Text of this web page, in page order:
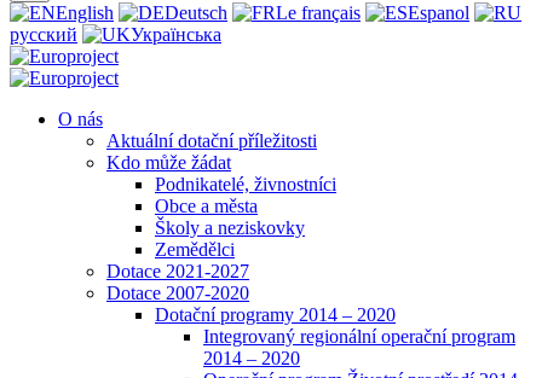
English Deutsch Le français
Espanol
русский
Українська
O nás
Aktuální dotační příležitosti
Kdo může žádat
Podnikatelé, živnostníci
Obce a města
Školy a neziskovky
Zemědělci
Dotace 2021-2027
Dotace 2007-2020
Dotační programy 2014 – 2020
Integrovaný regionální operační program
2014 – 2020